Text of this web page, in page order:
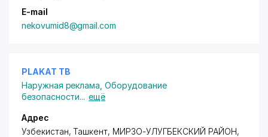
E-mail
nekovumid8@gmail.com
PLAKAT TB
Наружная реклама ,Оборудование
безопасности... ещё
Адрес
Узбекистан, Ташкент, МИРЗО-УЛУГБЕКСКИЙ РАЙОН,